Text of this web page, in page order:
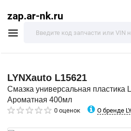
zap.ar-nk.ru
LYNXauto L15621
Смазка универсальная пластика
Ароматная 400мл
0 оценок О бренде